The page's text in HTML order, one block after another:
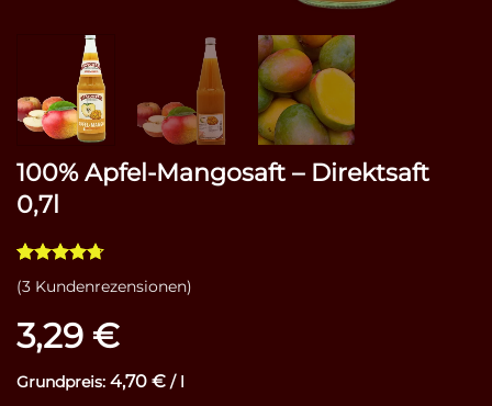
100% Apfel-Mangosaft – Direktsaft
0,7l
Bewertet
mit4.67
basierend
auf
3
(3 Kundenrezensionen)
3,29 €
Grundpreis: 4,70 € / l